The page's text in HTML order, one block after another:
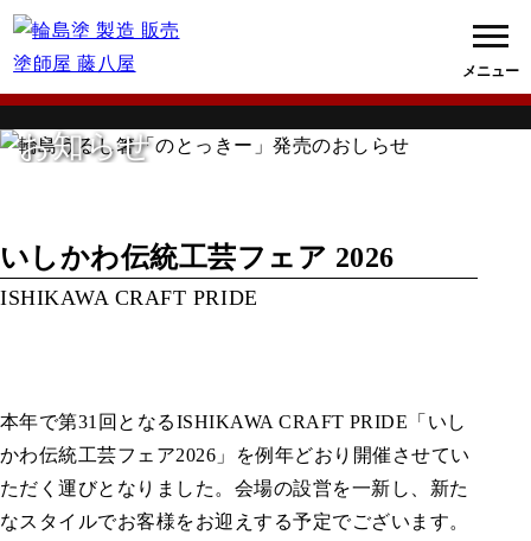
お知らせ
いしかわ伝統工芸フェア 2026
ISHIKAWA CRAFT PRIDE
本年で第31 回となるISHIKAWA CRAFT PRIDE 「いし
かわ伝統工芸フェア2026 」を例年どおり開催させてい
ただく運びとなりました。会場の設営を一新し、新た
なスタイルでお客様をお迎えする予定でございます。